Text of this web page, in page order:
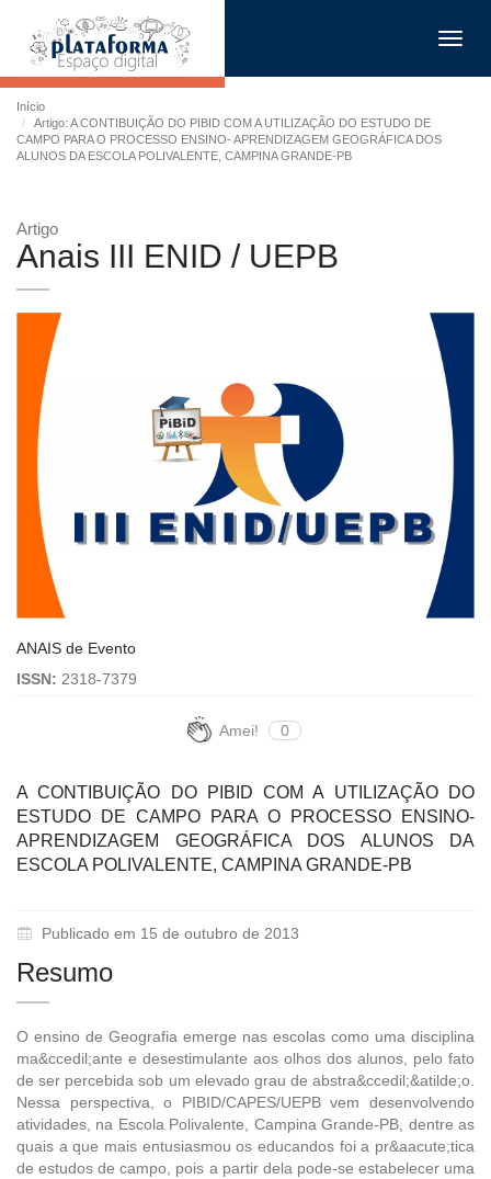
Início
Artigo: A CONTIBUIÇÃO DO PIBID COM A UTILIZAÇÃO DO ESTUDO DE
CAMPO PARA O PROCESSO ENSINO- APRENDIZAGEM GEOGRÁFICA DOS
ALUNOS DA ESCOLA POLIVALENTE, CAMPINA GRANDE-PB
Artigo
Anais III ENID / UEPB
ANAIS de Evento
ISSN: 2318-7379
Amei! 0
A CONTIBUIÇÃO DO PIBID COM A UTILIZAÇÃO DO
ESTUDO DE CAMPO PARA O PROCESSO ENSINO-
APRENDIZAGEM GEOGRÁFICA DOS ALUNOS DA
ESCOLA POLIVALENTE, CAMPINA GRANDE-PB
Publicado em 15 de outubro de 2013
Resumo
O ensino de Geografia emerge nas escolas como uma disciplina
ma&ccedil;ante e desestimulante aos olhos dos alunos, pelo fato
de ser percebida sob um elevado grau de abstra&ccedil;&atilde;o.
Nessa perspectiva, o PIBID/CAPES/UEPB vem desenvolvendo
atividades, na Escola Polivalente, Campina Grande-PB, dentre as
quais a que mais entusiasmou os educandos foi a pr&aacute;tica
de estudos de campo, pois a partir dela pode-se estabelecer uma